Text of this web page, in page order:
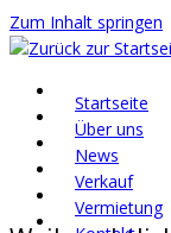
Zum Inhalt springen
Startseite
Über uns
News
Verkauf
Vermietung